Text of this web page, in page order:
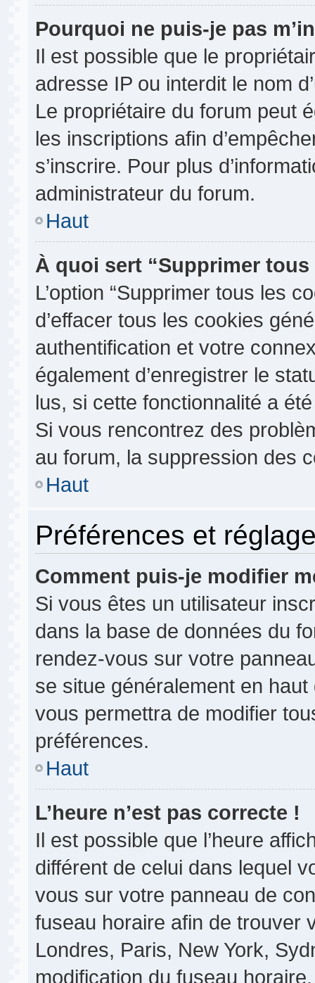
Pourquoi ne puis-je pas
Il est possible que le
adresse IP ou interdit le nom
Le propriétaire du forum peut
les inscriptions afin
s’inscrire. Pour plus
administrateur du forum.
Haut
À quoi sert “Supprimer
L’option “Supprimer tous les
d’effacer tous les cookies
authentification et votre
également d’enregistrer le
lus, si cette fonctionnalité a
Si vous rencontrez des
au forum, la suppression des
Haut
Préférences et
Comment puis-je modifier
Si vous êtes un utilisateur
dans la base de données du
rendez-vous sur votre
se situe généralement en
vous permettra de modifier
préférences.
Haut
L’heure n’est pas correcte !
Il est possible que l’heure
différent de celui dans lequel
vous sur votre panneau de
fuseau horaire afin de trouver
Londres, Paris, New York,
modification du fuseau